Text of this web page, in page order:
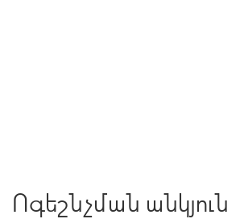
Ոգեշնչման անկյուն